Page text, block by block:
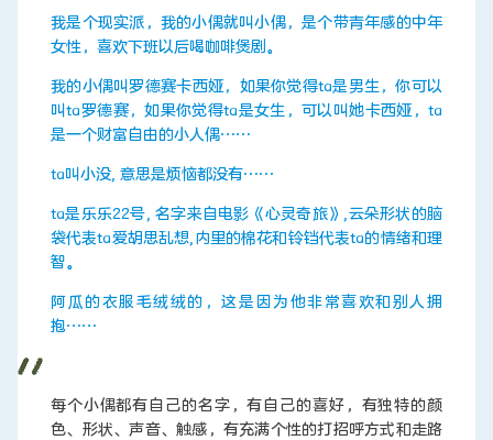
我是个现实派，我的小偶就叫小偶，是个带青年感的中年
女性，喜欢下班以后喝咖啡煲剧。
我的小偶叫罗德赛卡西娅，如果你觉得ta是男生，你可以
叫ta罗德赛，如果你觉得ta是女生，可以叫她卡西娅，ta
是一个财富自由的小人偶……
ta叫小没, 意思是烦恼都没有……
ta是乐乐22号, 名字来自电影《心灵奇旅》,云朵形状的脑
袋代表ta爱胡思乱想,内里的棉花和铃铛代表ta的情绪和理
智。
阿瓜的衣服毛绒绒的，这是因为他非常喜欢和别人拥
抱……
每个小偶都有自己的名字，有自己的喜好，有独特的颜
色、形状、声音、触感，有充满个性的打招呼方式和走路